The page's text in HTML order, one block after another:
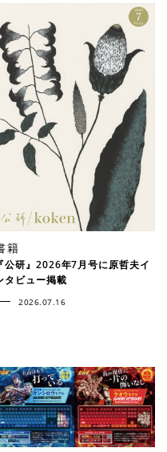
籍
『公研』2026年7月号に原哲夫イ
タビュー掲載
2026.07.16